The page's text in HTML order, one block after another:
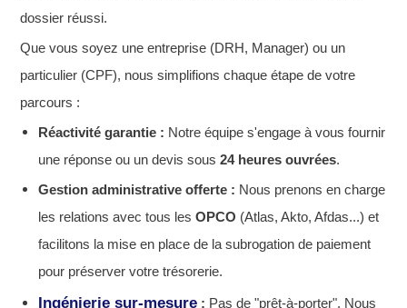
dossier réussi.
Que vous soyez une entreprise (DRH, Manager) ou un
particulier (CPF), nous simplifions chaque étape de votre
parcours :
Réactivité garantie : Notre équipe s'engage à vous fournir
une réponse ou un devis sous 24 heures ouvrées.
Gestion administrative offerte : Nous prenons en charge
les relations avec tous les OPCO (Atlas, Akto, Afdas...) et
facilitons la mise en place de la subrogation de paiement
pour préserver votre trésorerie.
Ingénierie sur-mesure : Pas de "prêt-à-porter". Nous